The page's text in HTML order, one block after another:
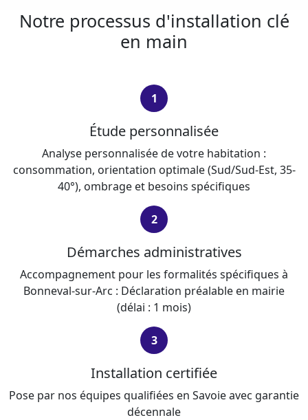
Notre processus d'installation clé
en main
1
Étude personnalisée
Analyse personnalisée de votre habitation :
consommation, orientation optimale (Sud/Sud-Est, 35-
40°), ombrage et besoins spécifiques
2
Démarches administratives
Accompagnement pour les formalités spécifiques à
Bonneval-sur-Arc : Déclaration préalable en mairie
(délai : 1 mois)
3
Installation certifiée
Pose par nos équipes qualifiées en Savoie avec garantie
décennale